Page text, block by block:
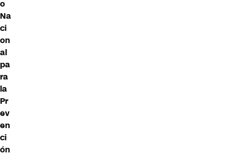
o
Na
ci
on
al
pa
ra
la
Pr
ev
en
ci
ón